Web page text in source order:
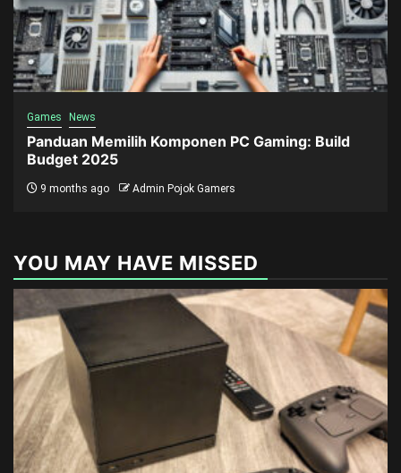
Games News
Panduan Memilih Komponen PC Gaming: Build
Budget 2025
9 months ago Admin Pojok Gamers
YOU MAY HAVE MISSED